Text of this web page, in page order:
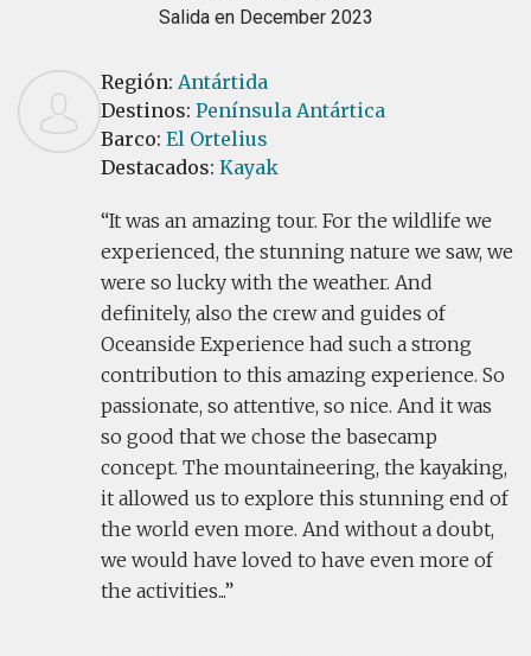
Salida en December 2023
Región: Antártida
Destinos: Península Antártica
Barco: El Ortelius
Destacados: Kayak
It was an amazing tour. For the wildlife we
experienced, the stunning nature we saw, we
were so lucky with the weather. And
definitely, also the crew and guides of
Oceanside Experience had such a strong
contribution to this amazing experience. So
passionate, so attentive, so nice. And it was
so good that we chose the basecamp
concept. The mountaineering, the kayaking,
it allowed us to explore this stunning end of
the world even more. And without a doubt,
we would have loved to have even more of
the activities...